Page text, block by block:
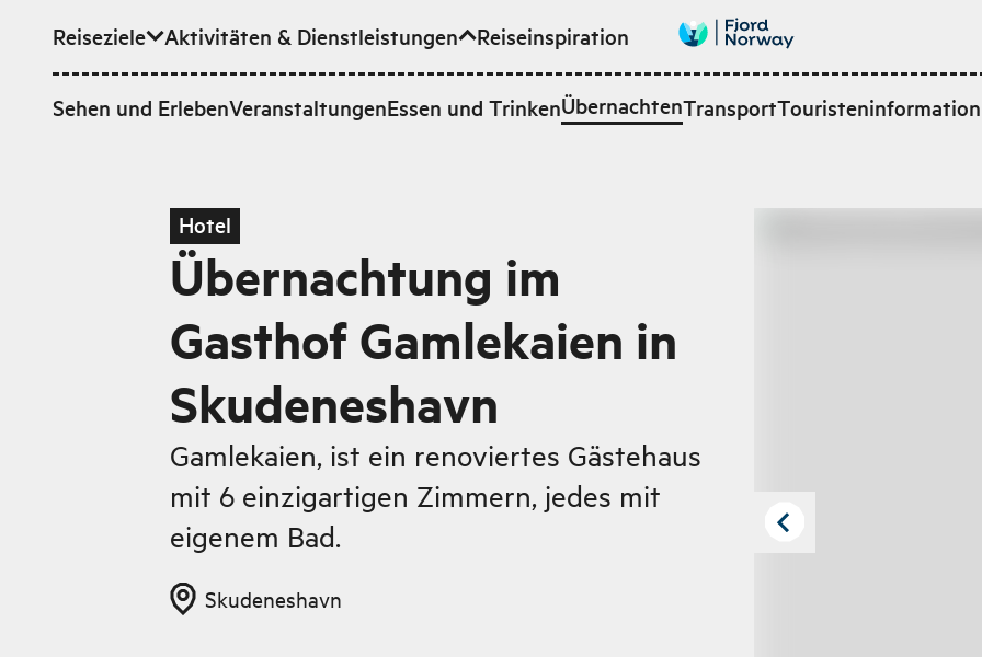
Zum Hauptinhalt
Reiseziele Aktivitäten & Dienstleistungen
Sehen und ErlebenVeranstaltungenEssen und TrinkenÜbernachtenTransportTouristeninformation
Reiseinspiration
Hotel
Übernachtung im
Gasthof Gamlekaien in
Skudeneshavn
Gamlekaien, ist ein renoviertes Gästehaus
mit 6 einzigartigen Zimmern, jedes mit
eigenem Bad.
Skudeneshavn